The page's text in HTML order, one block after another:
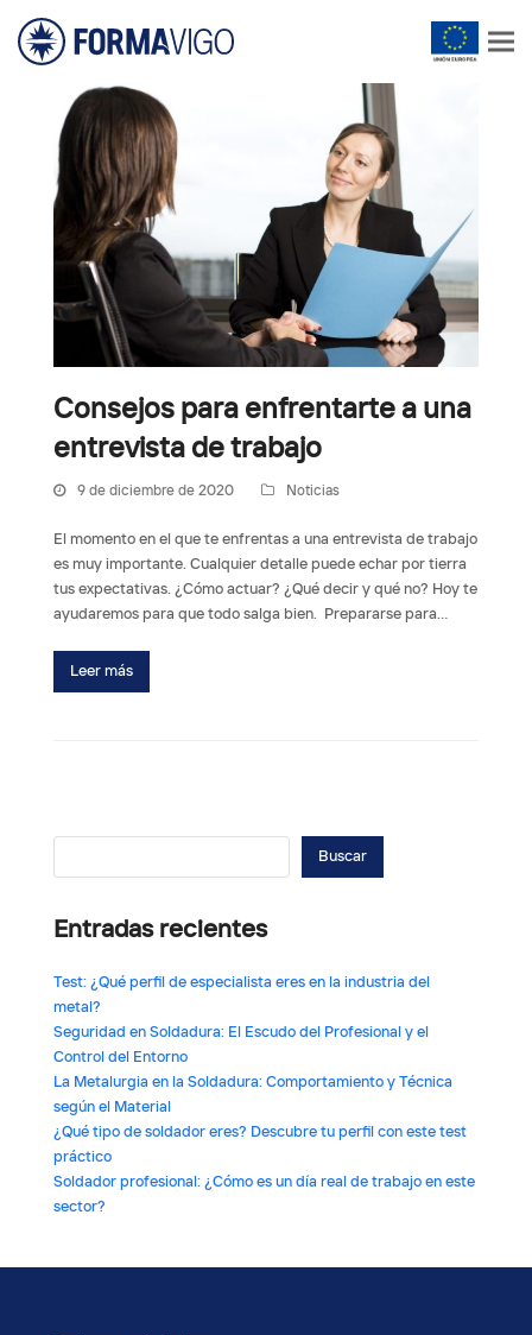
Consejos para enfrentarte a una
entrevista de trabajo
9 de diciembre de 2020 Noticias
El momento en el que te enfrentas a una entrevista de trabajo
es muy importante. Cualquier detalle puede echar por tierra
tus expectativas. ¿Cómo actuar? ¿Qué decir y qué no? Hoy te
ayudaremos para que todo salga bien. Prepararse para…
Leer más
Buscar
Entradas recientes
Test: ¿Qué perfil de especialista eres en la industria del
metal?
Seguridad en Soldadura: El Escudo del Profesional y el
Control del Entorno
La Metalurgia en la Soldadura: Comportamiento y Técnica
según el Material
¿Qué tipo de soldador eres? Descubre tu perfil con este test
práctico
Soldador profesional: ¿Cómo es un día real de trabajo en este
sector?